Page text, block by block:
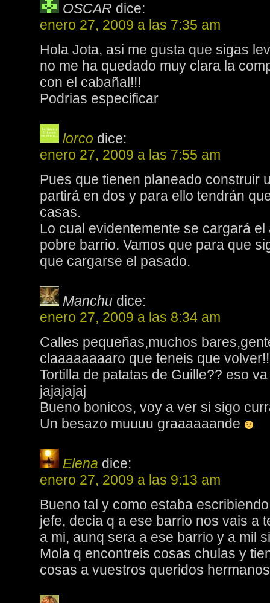
OSCAR dice:
enero 27, 2009 a las 7:35 am
Hola Jota, asi me gusta que sigas
no me ha quedado muy clara la
con el cabañal!!!
Podrias especificar
lorco dice:
enero 27, 2009 a las 7:55 am
Pues que tienen planeado construir
partirá en dos y para ello tendrán
casas.
Lo cual evidentemente se cargará
pobre barrio. Vamos que para que
que cargarse el pasado.
Manchu dice:
enero 27, 2009 a las 8:34 am
Calles pequeñas,muchos
claaaaaaaaro que teneis que
Tortilla de patatas de Guille?? eso
jajajajaj
Bueno bonicos, voy a ver si sigo
Un besazo muuuu graaaaaande
Elena dice:
enero 27, 2009 a las 9:13 am
Bueno tal y como estaba
jefe, decia q a ese barrio nos vais a
a mi, aunq sera a ese barrio y a mil
Mola q encontreis cosas chulas y
cosas a vuestros queridos